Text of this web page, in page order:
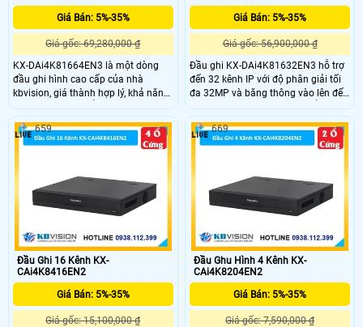
Giá Bán: 5%-35%
Giá gốc: 69,280,000 ₫
KX-DAi4K81664EN3 là một dòng
đầu ghi hình cao cấp của nhà
kbvision, giá thành hợp lý, khả năng
lưu trữ lớn với 16 ổ cứng dung lượng
tối đa cho mỗi ổ cứng 20TB, có 32
kênh nhận diện biển số xe, 16 kênh
phát hiện khuôn mặt và 8 kênh
Giá Bán: 5%-35%
Giá gốc: 56,900,000 ₫
Đầu ghi KX-DAi4K81632EN3 hỗ trợ
đến 32 kênh IP với độ phân giải tối
đa 32MP và băng thông vào lên đến
384Mbps. Trang bị 16 khay ổ cứng
(mỗi ổ tối đa 20TB), thiết bị đáp ứng
hoàn hảo nhu cầu lưu trữ lâu dài, hỗ
trợ eSATA, RAID, và xem lại đồng
Đầu Ghi 16 Kênh KX-
CAi4K8416EN2
Giá Bán: 5%-35%
Giá gốc: 15,100,000 ₫
659
Đầu Ghu Hình 4 Kênh KX-
CAi4K8204EN2
Giá Bán: 5%-35%
Giá gốc: 7,590,000 ₫
669